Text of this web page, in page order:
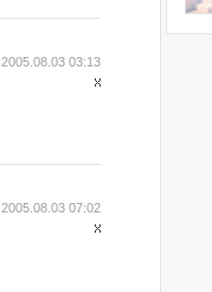
2005.08.03 03:13
2005.08.03 07:02